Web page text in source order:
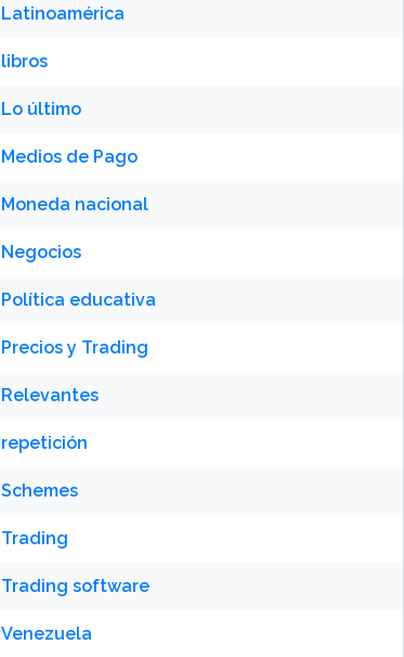
Latinoamérica
libros
Lo último
Medios de Pago
Moneda nacional
Negocios
Política educativa
Precios y Trading
Relevantes
repetición
Schemes
Trading
Trading software
Venezuela